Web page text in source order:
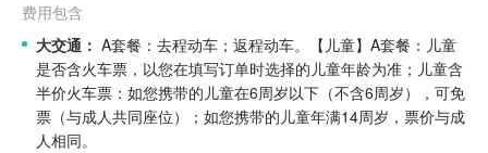
费用包含
大交通： A套餐：去程动车；返程动车。
【儿童】A套餐：儿童
是否含火车票，以您在填写订单时选择的儿童年龄为准；儿童含
半价火车票：如您携带的儿童在6周岁以下（不含6周岁），可免
票（与成人共同座位）；如您携带的儿童年满14周岁，票价与成
人相同。